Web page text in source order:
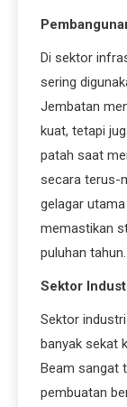
Di sektor
sering
Jembatan
kuat, tetapi
patah saat
secara terus-
gelagar
memastikan
puluhan tahun.
Sektor
Sektor
banyak sekat
Beam sangat
pembuatan